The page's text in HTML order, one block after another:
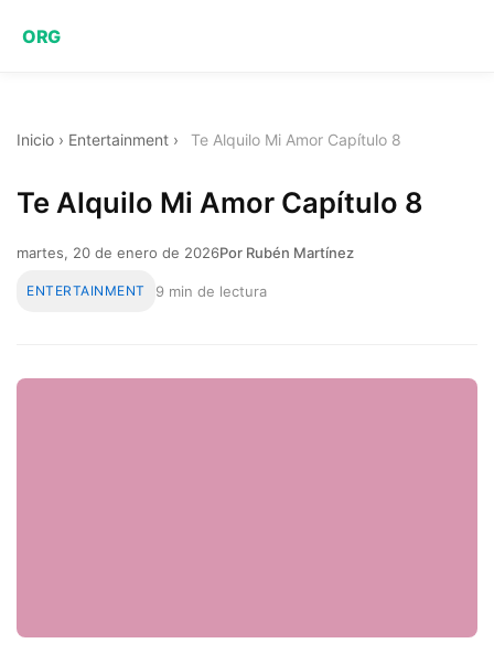
ORG
Inicio › Entertainment › Te Alquilo Mi Amor Capítulo 8
Te Alquilo Mi Amor Capítulo 8
martes, 20 de enero de 2026Por Rubén Martínez
ENTERTAINMENT 9 min de lectura